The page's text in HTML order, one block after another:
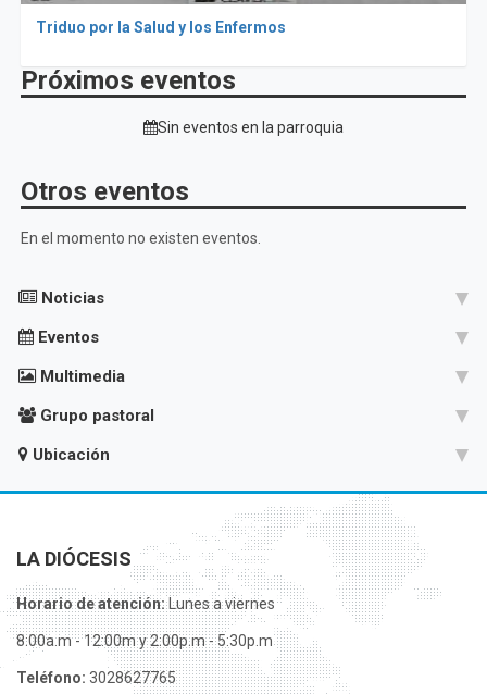
Triduo por la Salud y los Enfermos
Próximos eventos
Sin eventos en la parroquia
Otros eventos
En el momento no existen eventos.
Noticias
Eventos
Multimedia
Grupo pastoral
Ubicación
LA DIÓCESIS
Horario de atención:Lunes a viernes
8:00a.m - 12:00m y 2:00p.m - 5:30p.m
Teléfono: 3028627765